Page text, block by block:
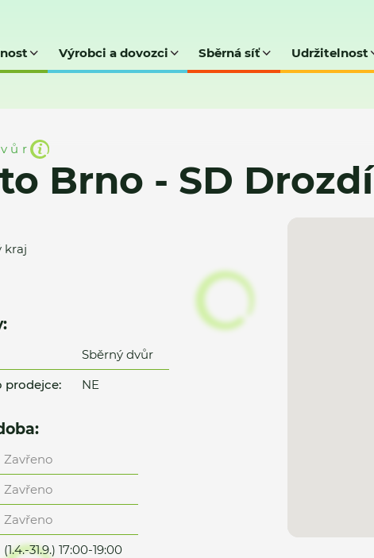
Výrobci a dovozci Sběrná síť Udržitelnost
Brno - SD Drozdí
kraj
Sběrný dvůr
prodejce:
NE
Zavřeno
Zavřeno
Zavřeno
(1.4.-31.9.) 17:00-19:00